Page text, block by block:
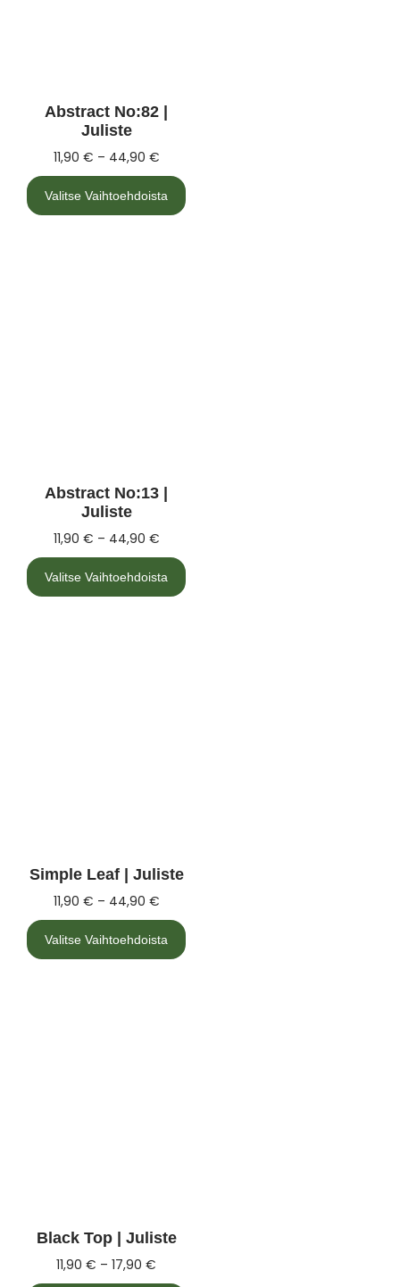
Abstract No:82 |
Juliste
11,90 € – 44,90 €
Valitse Vaihtoehdoista
Abstract No:13 |
Juliste
11,90 € – 44,90 €
Valitse Vaihtoehdoista
Simple Leaf | Juliste
11,90 € – 44,90 €
Valitse Vaihtoehdoista
Black Top | Juliste
11,90€ – 17,90€